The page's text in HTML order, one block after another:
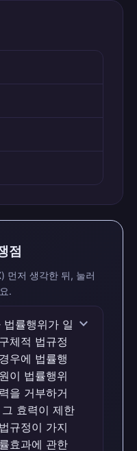
점
먼저 생각한 뒤, 눌러
.
률행위가 일
체적 법규정
우에 법률행
이 법률행위
을 거부하거
효력이 제한
규정이 가지
효과에 관한
expand_more